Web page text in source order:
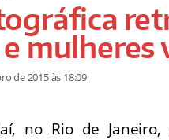
mulheres
de 2015às 18:09
no Rio de